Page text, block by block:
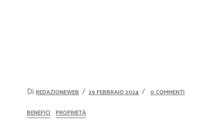
Di REDAZIONEWEB 29 FEBBRAIO 2024 0 COMMENTI
BENEFICI PROPRIETÀ